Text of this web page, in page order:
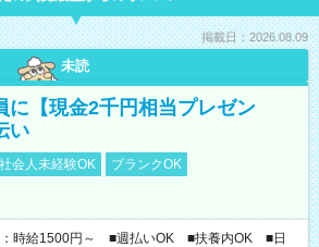
掲載日：2026.08.09
未読
に【現金2千円相当プレゼン
い
社会人未経験OK
ブランクOK
：時給1500円～ ■週払いOK ■扶養内OK ■日